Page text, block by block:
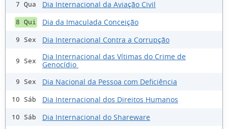
7 Qua Dia Internacional da Aviação Civil
8 Qui Dia da Imaculada Conceição
9 Sex Dia Internacional Contra a Corrupção
9 Sex
Dia Internacional das Vítimas do Crime de
Genocídio
9 Sex Dia Nacional da Pessoa com Deficiência
10 Sáb Dia Internacional dos Direitos Humanos
10 Sáb Dia Internacional do Shareware